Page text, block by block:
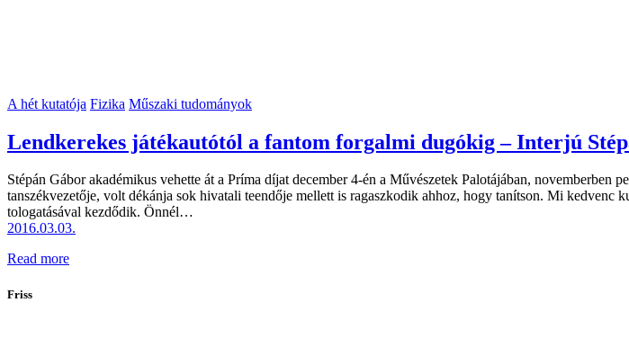
A hét kutatója Fizika Műszaki tudományok
Lendkerekes játékautótól a fantom forgalmi dugókig – Interjú
Stépán Gábor akadémikus vehette át a Príma díjat december 4-én a Művészetek Palotájában,
tanszékvezetője, volt dékánja sok hivatali teendője mellett is ragaszkodik ahhoz, hogy tanítson. Mi
tologatásával kezdődik. Önnél…
2016.03.03.
Read more
Friss